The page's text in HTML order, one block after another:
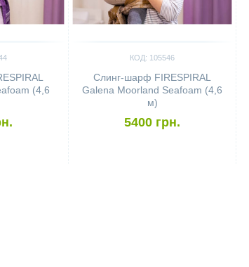
(4,6
КОД: 105546
Слинг-шарф FIRESPIRAL
Galena Moorland Seafoam (4,6
м)
5400 грн.